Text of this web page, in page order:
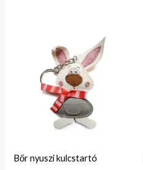
Bőr nyuszi kulcstartó